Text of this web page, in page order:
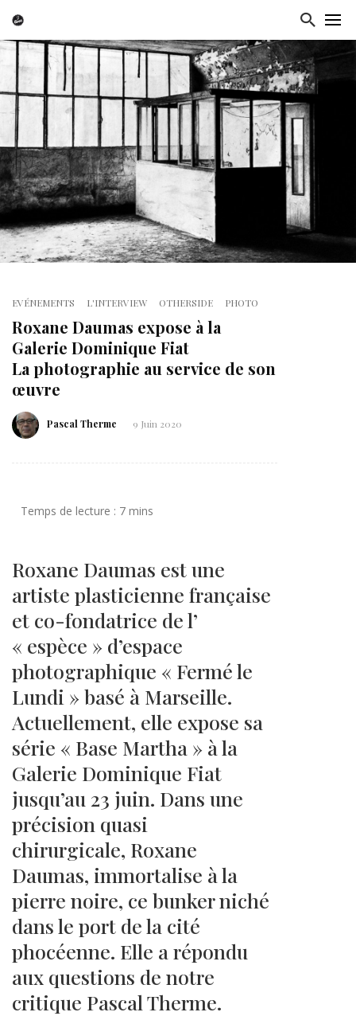
EVÉNEMENTS L'INTERVIEW OTHERSIDE PHOTO
Roxane Daumas expose à la
Galerie Dominique Fiat
La photographie au service de son
œuvre
Pascal Therme 9 Juin 2020
Roxane Daumas est une
artiste plasticienne française
et co-fondatrice de l’
« espèce » d’espace
photographique « Fermé le
Lundi » basé à Marseille.
Actuellement, elle expose sa
série « Base Martha » à la
Galerie Dominique Fiat
jusqu’au 23 juin. Dans une
précision quasi
chirurgicale, Roxane
Daumas, immortalise à la
pierre noire, ce bunker niché
dans le port de la cité
phocéenne. Elle a répondu
aux questions de notre
critique Pascal Therme.